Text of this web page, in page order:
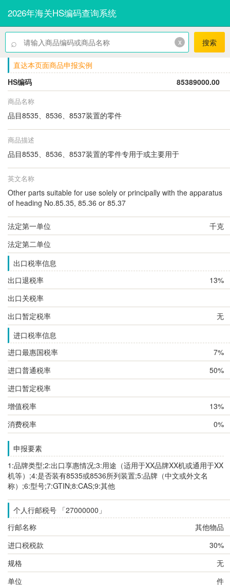
2026年海关HS编码查询系统
⌕ x 搜索
直达本页面商品申报实例
HS编码
85389000.00
商品名称
品目8535、8536、8537装置的零件
商品描述
品目8535、8536、8537装置的零件专用于或主要用于
英文名称
Other parts suitable for use solely or principally with the apparatus
of heading No.85.35, 85.36 or 85.37
法定第一单位
千克
法定第二单位
出口税率信息
出口退税率
13%
出口关税率
出口暂定税率
无
进口税率信息
进口最惠国税率
7%
进口普通税率
50%
进口暂定税率
增值税率
13%
消费税率
0%
申报要素
1:品牌类型;2:出口享惠情况;3:用途（适用于XX品牌XX机或通用于XX
机等）;4:是否装有8535或8536所列装置;5:品牌（中文或外文名
称）;6:型号;7:GTIN;8:CAS;9:其他
个人行邮税号 「27000000」
行邮名称
其他物品
进口税税款
30%
规格
无
单位
件